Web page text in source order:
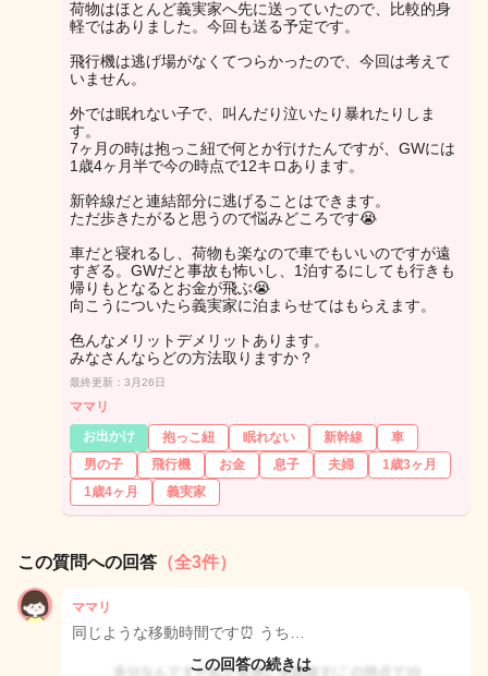
荷物はほとんど義実家へ先に送っていたので、比較的身
軽ではありました。今回も送る予定です。
飛行機は逃げ場がなくてつらかったので、今回は考えて
いません。
外では眠れない子で、叫んだり泣いたり暴れたりしま
す。
7ヶ月の時は抱っこ紐で何とか行けたんですが、GWには
1歳4ヶ月半で今の時点で12キロあります。
新幹線だと連結部分に逃げることはできます。
ただ歩きたがると思うので悩みどころです😭
車だと寝れるし、荷物も楽なので車でもいいのですが遠
すぎる。GWだと事故も怖いし、1泊するにしても行きも
帰りもとなるとお金が飛ぶ😭
向こうについたら義実家に泊まらせてはもらえます。
色んなメリットデメリットあります。
みなさんならどの方法取りますか？
最終更新：3月26日
ママリ
お出かけ
抱っこ紐 眠れない 新幹線
車
男の子
飛行機 お金 息子 夫婦
1歳3ヶ月
1歳4ヶ月
義実家
この質問への回答 （全3件）
ママリ
同じような移動時間です⏰ うち…
この回答の続きは